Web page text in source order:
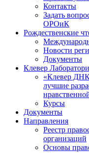
Контакты
Задать
ОРОиК
Рождественские
Новости
Документы
Клевер
«Клевер
лучшие
Курсы
Документы
Направления
Реестр
организаций
Основы